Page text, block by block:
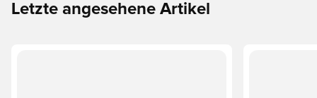
Letzte angesehene Artikel